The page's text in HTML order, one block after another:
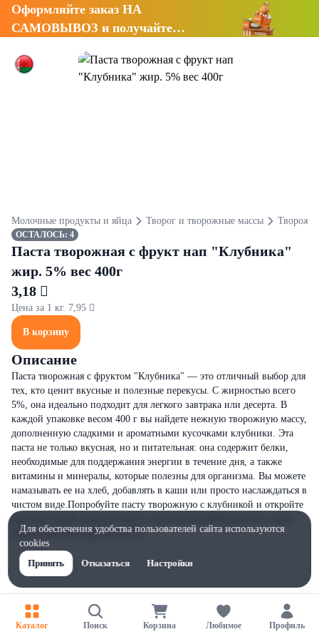
Оформляйте заказ НА
САМОВЫВОЗ и получайте
Молочные продукты и яйца Творог и творожные массы
ОСТАЛОСЬ: 4
Паста творожная с фрукт нап "Клубника"
жир. 5% вес 400г
3,18 
Цена за 1 кг. 7,95 
В корзину
Описание
Паста творожная с фруктом "Клубника" — это отличный выбор для
тех, кто ценит вкусные и полезные перекусы. С жирностью всего
5%, она идеально подходит для легкого завтрака или десерта. В
каждой упаковке весом 400 г вы найдете нежную творожную массу,
дополненную сладкими и ароматными кусочками клубники. Эта
паста не только вкусная, но и питательная: она содержит белки,
необходимые для поддержания энергии в течение дня, а также
витамины и минералы, которые полезны для организма. Вы можете
намазывать ее на хлеб, добавлять в каши или просто наслаждаться в
чистом виде.Попробуйте пасту творожную с клубникой и откройте
для себя новый уровень вкуса и удовольствия!Поверхность сыра
обработана консервантом Е235.
Каталог Поиск Корзина Любимое Профиль
Для обеспечения удобства пользователей сайта используются
cookies
Принять
Отказаться Настройки